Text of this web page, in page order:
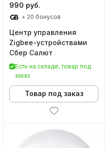
990 руб.
+ 20 бонусов
Центр управления
Zigbee-устройствами
Сбер Салют
Есть на складе, товар под
заказ
Товар под заказ